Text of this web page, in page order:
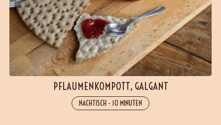
PFLAUMENKOMPOTT, GALGANT
NACHTISCH - 10 MINUTEN